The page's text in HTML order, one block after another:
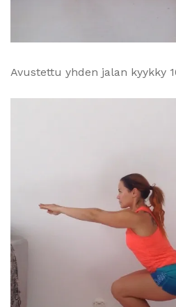
Avustettu yhden jalan kyykky